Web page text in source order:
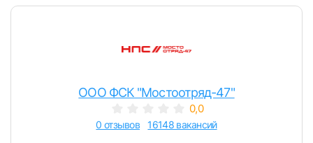
ООО ФСК "Мостоотряд-47"
0,0
0 отзывов 16148 вакансий